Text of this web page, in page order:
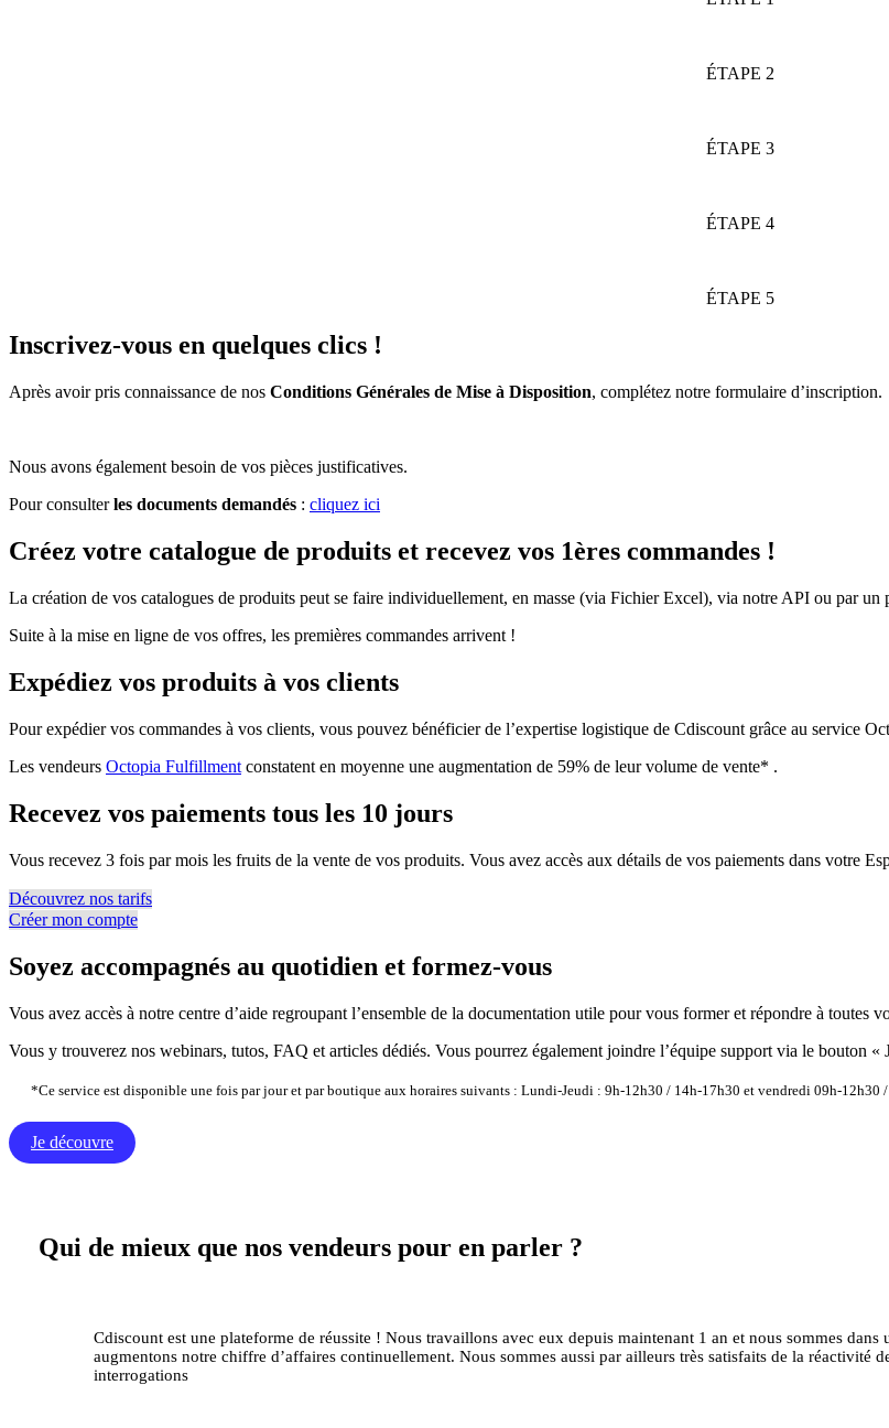
ÉTAPE 2
ÉTAPE 3
ÉTAPE 4
ÉTAPE 5
Inscrivez-vous en quelques clics !
Après avoir pris connaissance de nos Conditions Générales de Mise à Disposition, complétez notre formulaire d’inscription.
Nous avons également besoin de vos pièces justificatives.
Pour consulterles documents demandés : cliquez ici
Créez votre catalogue de produits et recevez vos 1ères commandes !
La création de vos catalogues de produits peut se faire individuellement, en masse (via Fichier Excel), via notre API ou par un
Suite à la mise en ligne de vos offres, les premières commandes arrivent !
Expédiez vos produits à vos clients
Pour expédier vos commandes à vos clients, vous pouvez bénéficier de l’expertise logistique de Cdiscount grâce au service
Les vendeurs Octopia Fulfillment constatent en moyenne une augmentation de 59% de leur volume de vente* .
Recevez vos paiements tous les 10 jours
Vous recevez 3 fois par mois les fruits de la vente de vos produits. Vous avez accès aux détails de vos paiements dans votre
Découvrez nos tarifs
Créer mon compte
Soyez accompagnés au quotidien et formez-vous
Vous avez accès à notre centre d’aide regroupant l’ensemble de la documentation utile pour vous former et répondre à toutes
Vous y trouverez nos webinars, tutos, FAQ et articles dédiés. Vous pourrez également joindre l’équipe support via le bouton «
*Ce service est disponible une fois par jour et par boutique aux horaires suivants : Lundi-Jeudi : 9h-12h30 / 14h-17h30 et vendredi 09h-12h30
Je découvre
Qui de mieux que nos vendeurs pour en parler ?
Cdiscount est une plateforme de réussite ! Nous travaillons avec eux depuis maintenant 1 an et nous sommes
augmentons notre chiffre d’affaires continuellement. Nous sommes aussi par ailleurs très satisfaits de la réactivité
interrogations